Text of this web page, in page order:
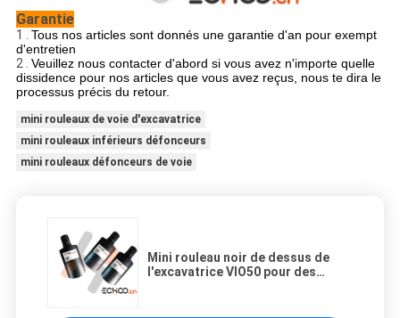
Garantie
1 . Tous nos articles sont donnés une garantie d'an pour exempt
d'entretien
2 . Veuillez nous contacter d'abord si vous avez n'importe quelle
dissidence pour nos articles que vous avez reçus, nous te dira le
processus précis du retour.
mini rouleaux de voie d'excavatrice
mini rouleaux inférieurs défonceurs
mini rouleaux défonceurs de voie
Mini rouleau noir de dessus de
l'excavatrice VIO50 pour des